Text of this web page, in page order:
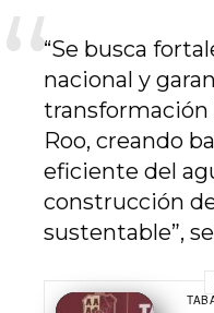
“Se busca
nacional y
transformación
Roo, creando
eficiente del
construcción
sustentable”,